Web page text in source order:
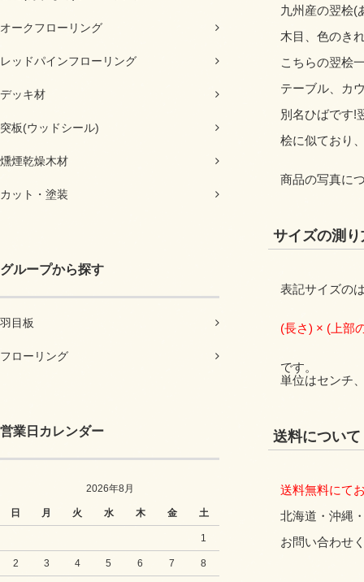
オークフローリング
レッドパインフローリング
デッキ材
突板(ウッドシール)
燻煙乾燥木材
カット・塗装
グループから探す
羽目板
フローリング
営業日カレンダー
2026年8月
日 月 火 水 木 金 土
1
2 3 4 5 6 7 8
九州産の翌桧(
木目、色のき
こちらの翌桧
テーブル、カ
別名ひばです!
桧に似ており
商品の写真に
サイズの測
表記サイズの
(長さ) × (上部
です。
単位はセンチ
送料について
送料無料にて
北海道・沖縄
お問い合わせ